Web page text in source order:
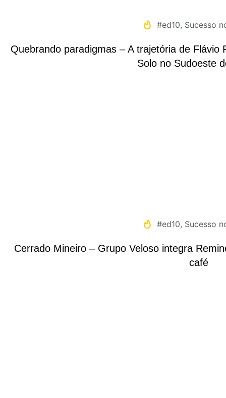
#ed10, Sucesso
Quebrando paradigmas – A trajetória de Flávio
Solo no Sudoeste
#ed10, Sucesso
Cerrado Mineiro – Grupo Veloso integra
café